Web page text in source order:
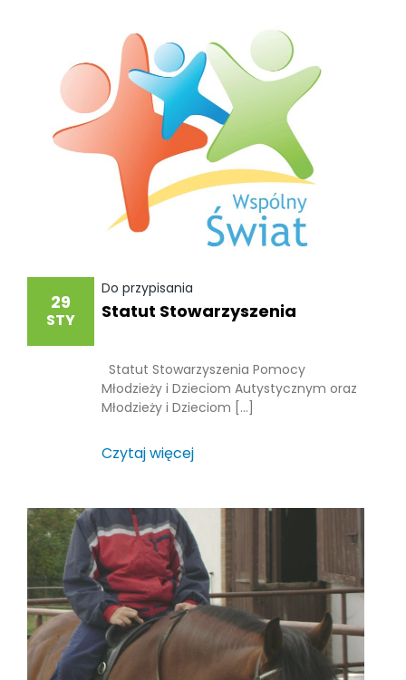
29
STY
Do przypisania
Statut Stowarzyszenia
Statut Stowarzyszenia Pomocy
Młodzieży i Dzieciom Autystycznym oraz
Młodzieży i Dzieciom […]
Czytaj więcej